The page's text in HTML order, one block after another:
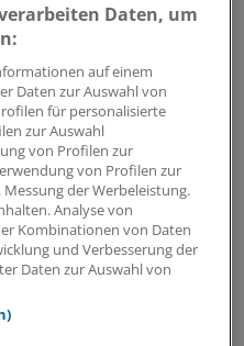
neue Generation habe
als die
kooperieren, ziehen oft
Voll- und Teilzeit
möglichst keine
ist das Ziel. Für
deshalb auch
und
Daten, um
auf einem
Daten zur Auswahl von
für personalisierte
zur Auswahl
von Profilen zur
von Profilen zur
der Werbeleistung.
Analyse von
Kombinationen von Daten
und Verbesserung der
Daten zur Auswahl von